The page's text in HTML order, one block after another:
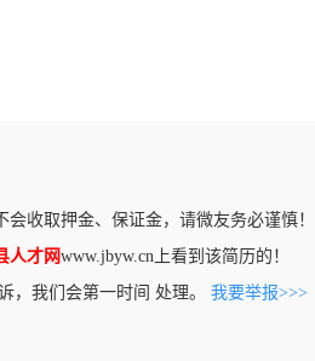
收取押金、保证金，请微友务必谨慎！
人才网www.jbyw.cn上看到该简历的！
，我们会第一时间 处理。 我要举报>>>